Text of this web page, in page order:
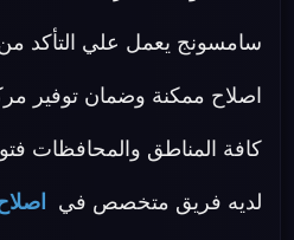
سامسونج يعمل علي التأكد
اصلاح ممكنة وضمان توفير
كافة المناطق والمحافظات
لديه فريق متخصص في